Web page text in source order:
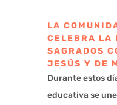
LA
CELEBRA LA
SAGRADOS
JESÚS Y DE
Durante estos
educativa se